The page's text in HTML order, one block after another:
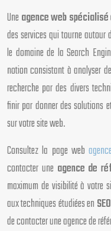
Uneagence web
des services qui tourne autour
le domaine de la Search
notion consistant à analyser
recherche par des divers
finir par donner des solutions
sur votre site web.
Consultez la page web
contacter une agence de
maximum de visibilité à votre
aux techniques étudiées en
de contacter une agence de